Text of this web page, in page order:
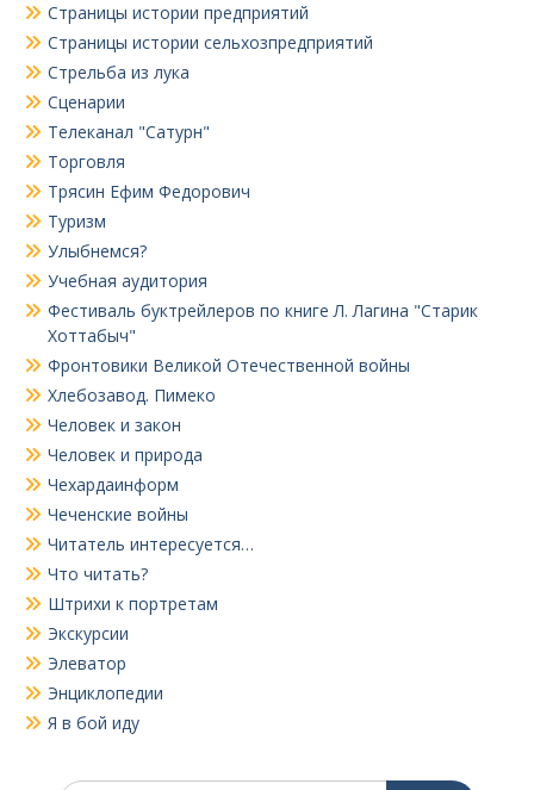
Страницы истории предприятий
Страницы истории сельхозпредприятий
Стрельба из лука
Сценарии
Телеканал "Сатурн"
Торговля
Трясин Ефим Федорович
Туризм
Улыбнемся?
Учебная аудитория
Фестиваль буктрейлеров по книге Л. Лагина "Старик
Хоттабыч"
Фронтовики Великой Отечественной войны
Хлебозавод. Пимеко
Человек и закон
Человек и природа
Чехардаинформ
Чеченские войны
Читатель интересуется…
Что читать?
Штрихи к портретам
Экскурсии
Элеватор
Энциклопедии
Я в бой иду